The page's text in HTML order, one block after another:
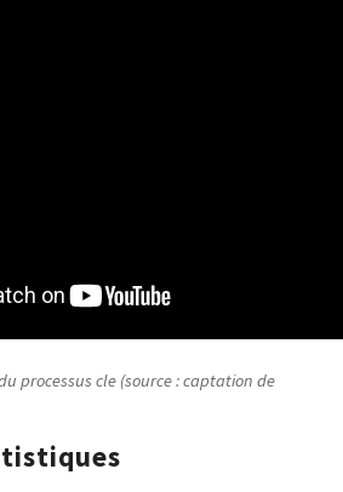
processus cle (source : captation de